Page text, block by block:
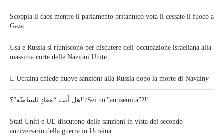
Scoppia il caos mentre il parlamento britannico vota il cessate il fuoco a
Gaza
Usa e Russia si riuniscono per discutere dell’occupazione israeliana alla
massima corte delle Nazioni Unite
L’Ucraina chiede nuove sanzioni alla Russia dopo la morte di Navalny
هل أنت “معادٍ للساميّة”؟!!/Sei un'”antisemita”?!!
Stati Uniti e UE discutono delle sanzioni in vista del secondo
anniversario della guerra in Ucraina